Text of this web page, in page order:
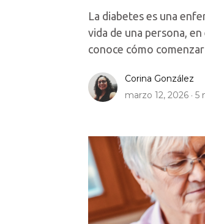
La diabetes es una
vida de una persona,
conoce cómo
Corina González
marzo 12, 2026 · 5